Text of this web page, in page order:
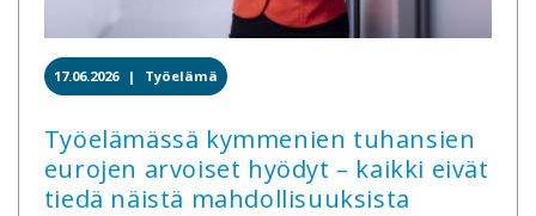
17.06.2026 | Työelämä
Työelämässä kymmenien tuhansien
eurojen arvoiset hyödyt – kaikki eivät
tiedä näistä mahdollisuuksista